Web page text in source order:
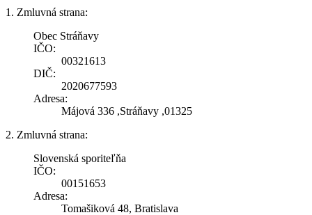
1. Zmluvná strana:
Obec Stráňavy
IČO:
00321613
DIČ:
2020677593
Adresa:
Májová 336 ,Stráňavy ,01325
2. Zmluvná strana:
Slovenská sporiteľňa
IČO:
00151653
Adresa:
Tomašiková 48, Bratislava